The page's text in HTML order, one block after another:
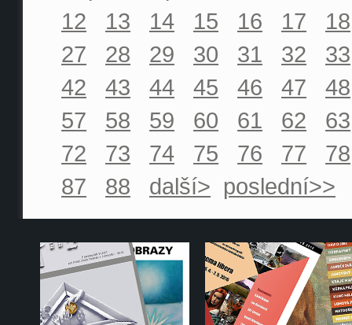
12
13 14 15 16 17
18
27
28 29 30 31 32
33
42
43 44 45 46 47
48
57
58 59 60 61 62
63
72
73 74 75 76 77
78
87
88 další> poslední>>